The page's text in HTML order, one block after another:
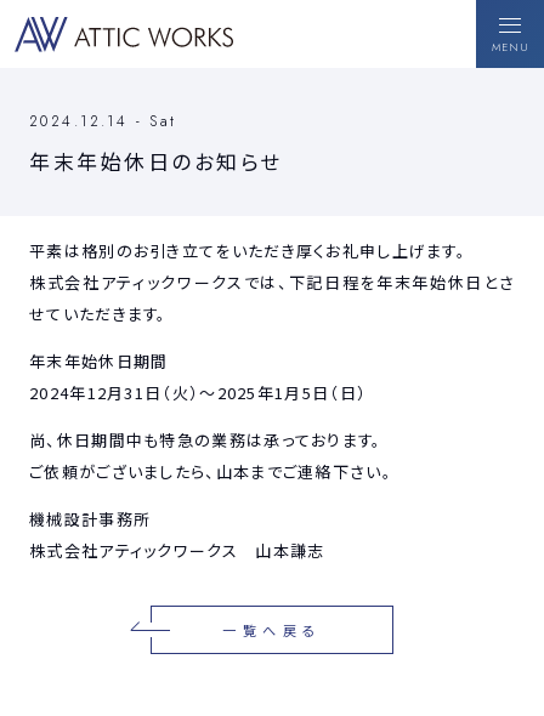
MENU
ホーム
COMPANY
会社案内
SERVICE
サービス案内
BLOG
ブログ
NEWS
お知らせ
RECRUIT
2024.12.14 - Sat
年末年始休日のお知らせ
平素は格別のお引き立てをいただき厚くお礼申し上げます。
株式会社アティックワークスでは、下記日程を年末年始休日とさ
せていただきます。
年末年始休日期間
2024年12月31日（火）～2025年1月5日（日）
尚、休日期間中も特急の業務は承っております。
ご依頼がございましたら、山本までご連絡下さい。
機械設計事務所
株式会社アティックワークス 山本謙志
一覧へ戻る